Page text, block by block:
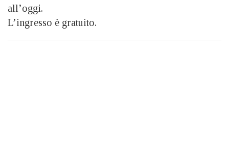
all’oggi.
L’ingresso è gratuito.